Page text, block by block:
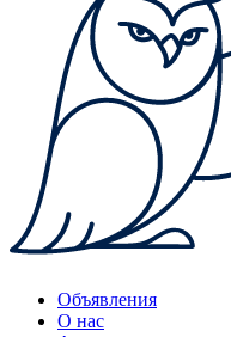
Объявления
О нас